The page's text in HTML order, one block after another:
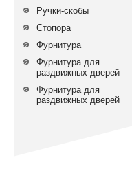
Ручки-скобы
Стопора
Фурнитура
Фурнитура для
раздвижных дверей
Фурнитура для
раздвижных дверей